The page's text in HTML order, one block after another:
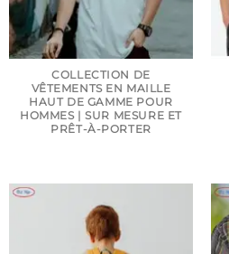
COLLECTION DE
VÊTEMENTS EN MAILLE
HAUT DE GAMME POUR
HOMMES | SUR MESURE ET
PRÊT-À-PORTER